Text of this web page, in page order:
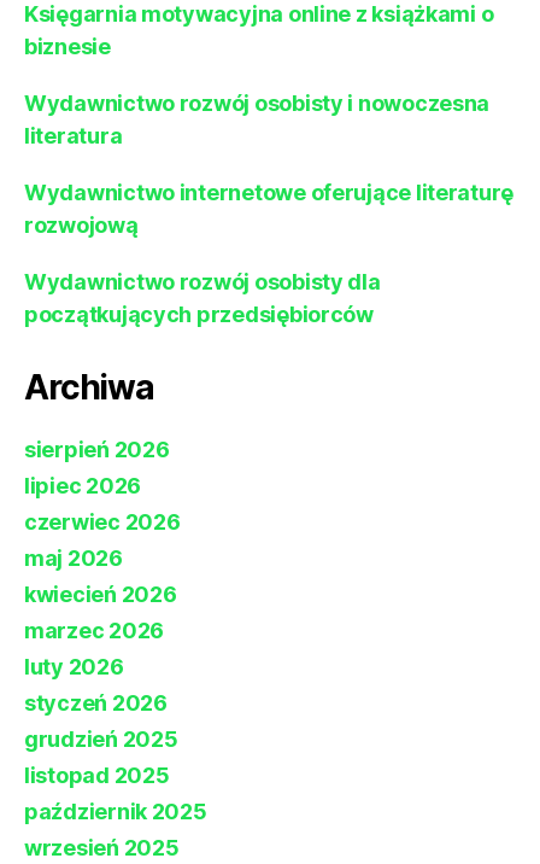
Księgarnia motywacyjna online z książkami o
biznesie
Wydawnictwo rozwój osobisty i nowoczesna
literatura
Wydawnictwo internetowe oferujące literaturę
rozwojową
Wydawnictwo rozwój osobisty dla
początkujących przedsiębiorców
Archiwa
sierpień 2026
lipiec 2026
czerwiec 2026
maj 2026
kwiecień 2026
marzec 2026
luty 2026
styczeń 2026
grudzień 2025
listopad 2025
październik 2025
wrzesień 2025